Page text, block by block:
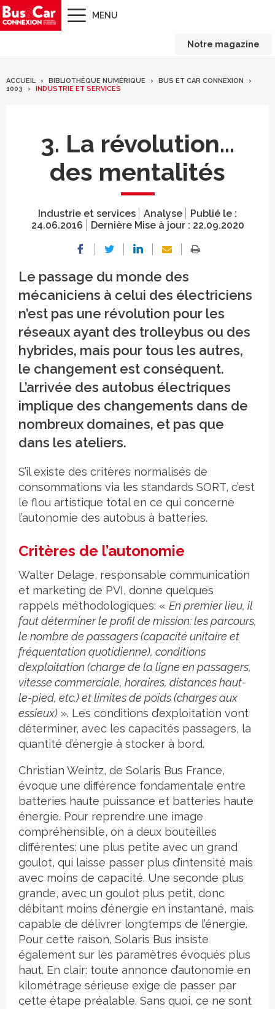
MENU
Notre magazine
ACCUEIL BIBLIOTHÈQUE NUMÉRIQUE
BUS ET CAR CONNEXION
1003
INDUSTRIE ET SERVICES
3. La révolution…
des mentalités
Industrie et services Analyse
Publié le :
24.06.2016
Dernière Mise à jour : 22.09.2020
Le passage du monde des
mécaniciens à celui des électriciens
n’est pas une révolution pour les
réseaux ayant des trolleybus ou des
hybrides, mais pour tous les autres,
le changement est conséquent.
L’arrivée des autobus électriques
implique des changements dans de
nombreux domaines, et pas que
dans les ateliers.
S’il existe des critères normalisés de
consommations via les standards SORT, c’est
le flou artistique total en ce qui concerne
l’autonomie des autobus à batteries.
Critères de l’autonomie
Walter Delage, responsable communication
et marketing de PVI, donne quelques
rappels méthodologiques: « En premier lieu, il
faut déterminer le profil de mission: les parcours,
le nombre de passagers (capacité unitaire et
fréquentation quotidienne), conditions
d’exploitation (charge de la ligne en passagers,
vitesse commerciale, horaires, distances haut-
le-pied, etc.) et limites de poids (charges aux
essieux) ». Les conditions d’exploitation vont
déterminer, avec les capacités passagers, la
quantité d’énergie à stocker à bord.
Christian Weintz, de Solaris Bus France,
évoque une différence fondamentale entre
batteries haute puissance et batteries haute
énergie. Pour reprendre une image
compréhensible, on a deux bouteilles
différentes: une plus petite avec un grand
goulot, qui laisse passer plus d’intensité mais
avec moins de capacité. Une seconde plus
grande, avec un goulot plus petit, donc
débitant moins d’énergie en instantané, mais
capable de délivrer longtemps de l’énergie.
Pour cette raison, Solaris Bus insiste
également sur les paramètres évoqués plus
haut. En clair: toute annonce d’autonomie en
kilométrage sérieuse exige de passer par
cette étape préalable. Sans quoi, ce ne sont